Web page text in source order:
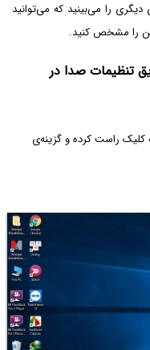
را می‌بینید که می‌توانید
را مشخص کنید.
تنظیمات صدا در
کلیک راست کرده و گزینه‌ی